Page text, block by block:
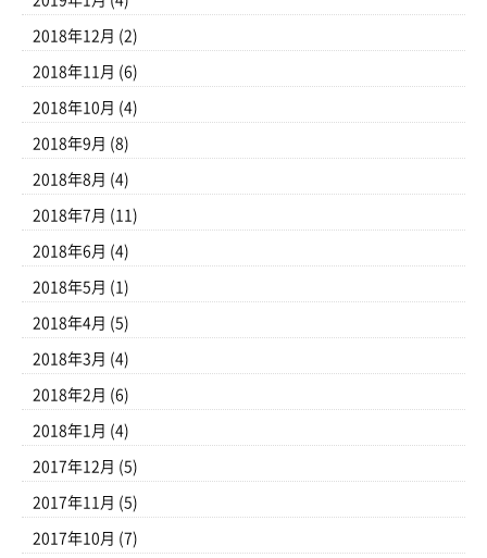
2018年12月 (2)
2018年11月 (6)
2018年10月 (4)
2018年9月 (8)
2018年8月 (4)
2018年7月 (11)
2018年6月 (4)
2018年5月 (1)
2018年4月 (5)
2018年3月 (4)
2018年2月 (6)
2018年1月 (4)
2017年12月 (5)
2017年11月 (5)
2017年10月 (7)